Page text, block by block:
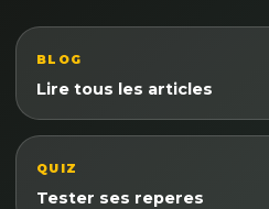
BLOG
Lire tous les articles
QUIZ
Tester ses reperes